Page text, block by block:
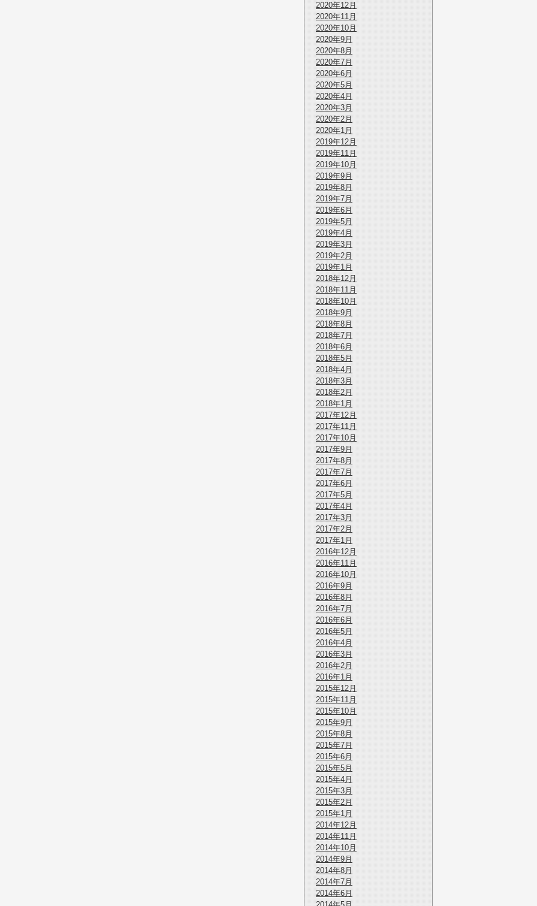
2020年12月
2020年11月
2020年10月
2020年9月
2020年8月
2020年7月
2020年6月
2020年5月
2020年4月
2020年3月
2020年2月
2020年1月
2019年12月
2019年11月
2019年10月
2019年9月
2019年8月
2019年7月
2019年6月
2019年5月
2019年4月
2019年3月
2019年2月
2019年1月
2018年12月
2018年11月
2018年10月
2018年9月
2018年8月
2018年7月
2018年6月
2018年5月
2018年4月
2018年3月
2018年2月
2018年1月
2017年12月
2017年11月
2017年10月
2017年9月
2017年8月
2017年7月
2017年6月
2017年5月
2017年4月
2017年3月
2017年2月
2017年1月
2016年12月
2016年11月
2016年10月
2016年9月
2016年8月
2016年7月
2016年6月
2016年5月
2016年4月
2016年3月
2016年2月
2016年1月
2015年12月
2015年11月
2015年10月
2015年9月
2015年8月
2015年7月
2015年6月
2015年5月
2015年4月
2015年3月
2015年2月
2015年1月
2014年12月
2014年11月
2014年10月
2014年9月
2014年8月
2014年7月
2014年6月